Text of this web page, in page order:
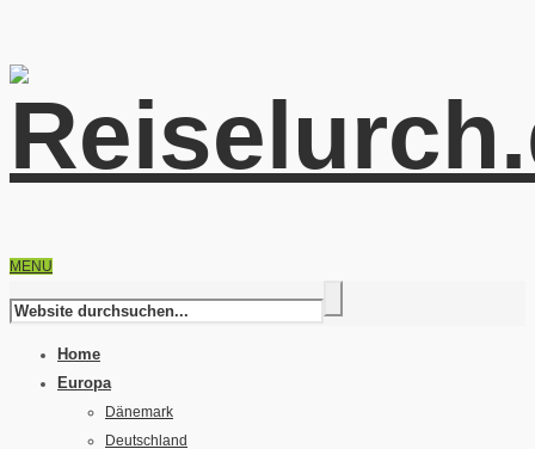
MENU
Home
Europa
Dänemark
Deutschland